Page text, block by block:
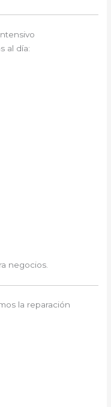
al día:
negocios.
la reparación